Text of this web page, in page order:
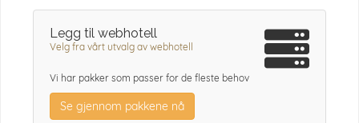
Legg til webhotell
Velg fra vårt utvalg av webhotell
Vi har pakker som passer for de fleste behov
Se gjennom pakkene nå